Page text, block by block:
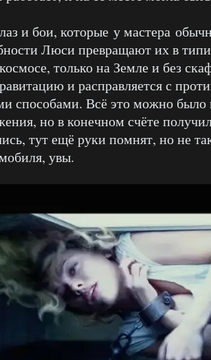
и бои, которые у мастера
Люси превращают их в
только на Земле и без
и расправляется с
способами. Всё это можно было
но в конечном счёте
тут ещё руки помнят, но не
увы.